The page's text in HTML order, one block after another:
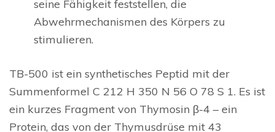
seine Fähigkeit feststellen, die
Abwehrmechanismen des Körpers zu
stimulieren.
TB-500 ist ein synthetisches Peptid mit der
Summenformel C 212 H 350 N 56 O 78 S 1. Es ist
ein kurzes Fragment von Thymosin β-4 – ein
Protein, das von der Thymusdrüse mit 43